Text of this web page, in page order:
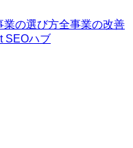
業の選び方全事業の改善
SEOハブ